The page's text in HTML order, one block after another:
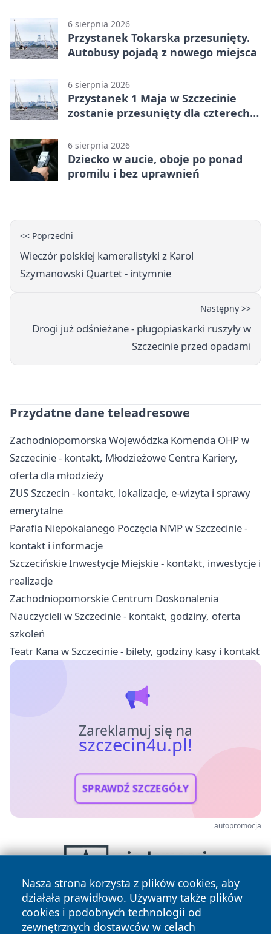
6 sierpnia 2026
Przystanek Tokarska przesunięty.
Autobusy pojadą z nowego miejsca
6 sierpnia 2026
Przystanek 1 Maja w Szczecinie
zostanie przesunięty dla czterech
6 sierpnia 2026
Dziecko w aucie, oboje po ponad
promilu i bez uprawnień
<< Poprzedni
Wieczór polskiej kameralistyki z Karol
Szymanowski Quartet - intymnie
Następny >>
Drogi już odśnieżane - pługopiaskarki ruszyły w
Szczecinie przed opadami
Przydatne dane teleadresowe
Zachodniopomorska Wojewódzka Komenda OHP w
Szczecinie - kontakt, Młodzieżowe Centra Kariery,
oferta dla młodzieży
ZUS Szczecin - kontakt, lokalizacje, e-wizyta i sprawy
emerytalne
Parafia Niepokalanego Poczęcia NMP w Szczecinie -
kontakt i informacje
Szczecińskie Inwestycje Miejskie - kontakt, inwestycje i
realizacje
Zachodniopomorskie Centrum Doskonalenia
Nauczycieli w Szczecinie - kontakt, godziny, oferta
szkoleń
Teatr Kana w Szczecinie - bilety, godziny kasy i kontakt
Zareklamuj się na
szczecin4u.pl!
SPRAWDŹ SZCZEGÓŁY
autopromocja
Nasza strona korzysta z plików cookies, aby
działała prawidłowo. Używamy także plików
cookies i podobnych technologii od
zewnętrznych dostawców w celach